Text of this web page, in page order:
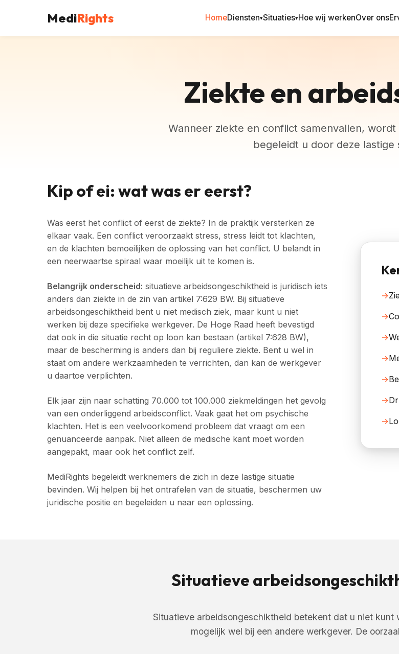
MediRights HomeDiensten▾Situaties▾Hoe wij werkenOver ons
Ziekte en
Wanneer ziekte en conflict samenvallen,
begeleidt u door deze lastige
Kip of ei: wat was er eerst?
Was eerst het conflict of eerst de ziekte? In de praktijk versterken ze
elkaar vaak. Een conflict veroorzaakt stress, stress leidt tot klachten,
en de klachten bemoeilijken de oplossing van het conflict. U belandt in
een neerwaartse spiraal waar moeilijk uit te komen is.
Belangrijk onderscheid: situatieve arbeidsongeschiktheid is juridisch iets
anders dan ziekte in de zin van artikel 7:629 BW. Bij situatieve
arbeidsongeschiktheid bent u niet medisch ziek, maar kunt u niet
werken bij deze specifieke werkgever. De Hoge Raad heeft bevestigd
dat ook in die situatie recht op loon kan bestaan (artikel 7:628 BW),
maar de bescherming is anders dan bij reguliere ziekte. Bent u wel in
staat om andere werkzaamheden te verrichten, dan kan de werkgever
u daartoe verplichten.
Elk jaar zijn naar schatting 70.000 tot 100.000 ziekmeldingen het gevolg
van een onderliggend arbeidsconflict. Vaak gaat het om psychische
klachten. Het is een veelvoorkomend probleem dat vraagt om een
genuanceerde aanpak. Niet alleen de medische kant moet worden
aangepakt, maar ook het conflict zelf.
MediRights begeleidt werknemers die zich in deze lastige situatie
bevinden. Wij helpen bij het ontrafelen van de situatie, beschermen uw
juridische positie en begeleiden u naar een oplossing.
→
→
→
→
→
→
→
Situatieve
Situatieve arbeidsongeschiktheid betekent dat u niet kunt
mogelijk wel bij een andere werkgever. De